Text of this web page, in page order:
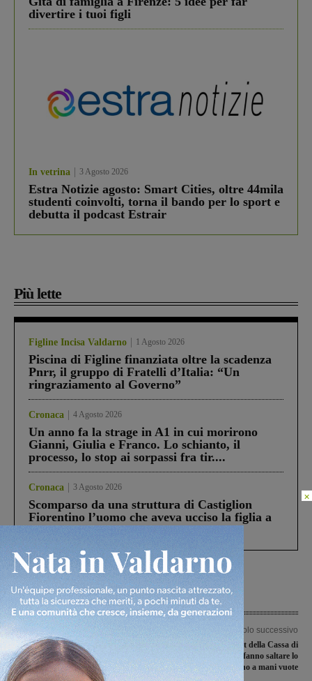
divertire i tuoi figli
In vetrina 3 Agosto 2026
Estra Notizie agosto: Smart Cities, oltre 44mila
studenti coinvolti, torna il bando per lo sport e
debutta il podcast Estrair
Più lette
Figline Incisa Valdarno 1 Agosto 2026
Piscina di Figline finanziata oltre la scadenza
Pnrr, il gruppo di Fratelli d’Italia: “Un
ringraziamento al Governo”
Cronaca 4 Agosto 2026
Un anno fa la strage in A1 in cui morirono
Gianni, Giulia e Franco. Lo schianto, il
processo, lo stop ai sorpassi fra tir....
Cronaca 3 Agosto 2026
Scomparso da una struttura di Castiglion
Fiorentino l’uomo che aveva ucciso la figlia a
Levane nel 2020
Articolo precedente
Squadre cercasi per la Coppa
Primavera, ultimi giorni di iscrizioni
aperte
Articolo successivo
Assalto al bancomat della Cassa di
Risparmio, i ladri fanno saltare lo
sportello ma scappano a mani vuote
×